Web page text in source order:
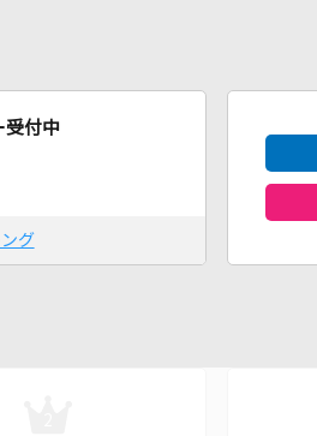
付中
グ